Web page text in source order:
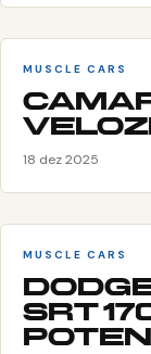
MUSCLE CARS
18 dez 2025
MUSCLE CARS
SRT